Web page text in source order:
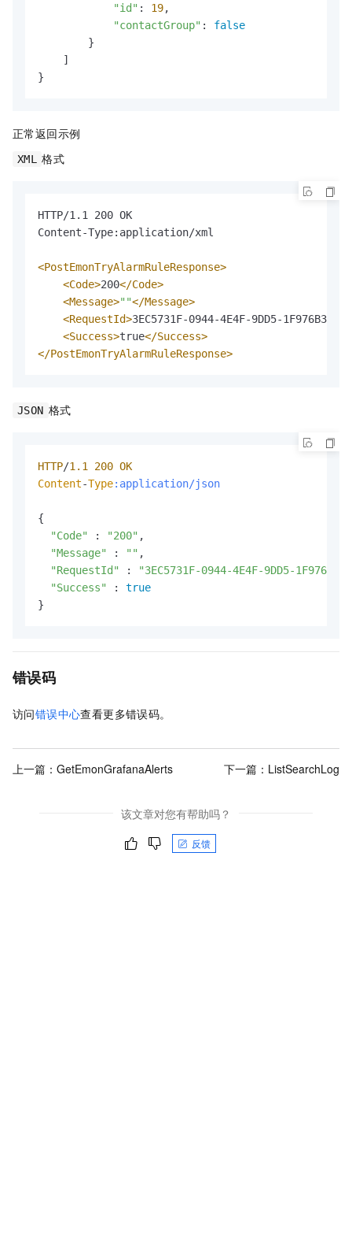
"id" : 19,
"contactGroup" : false
        }
    ]
}
正常返回示例
XML 格式
HTTP/1.1 200 OK
Content-Type:application/xml
<PostEmonTryAlarmRuleResponse>
<Code>200</Code>
<Message>""</Message>
<RequestId>3EC5731F-0944-4E4F-9DD5-
<Success>true</Success>
</PostEmonTryAlarmRuleResponse>
JSON 格式
HTTP/1.1 200 OK
Content-Type:application/json
{
"Code"
: "200" ,
"Message"
: "" ,
"RequestId"
:
"3EC5731F-0944-4E4F-9DD5-
"Success"
: true
}
错误码
访问错误中心查看更多错误码。
上一篇： GetEmonGrafanaAlerts 下一篇： ListSearchLog
该文章对您有帮助吗？
反馈